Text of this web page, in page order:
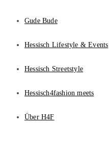
Gude Bude
Hessisch Lifestyle & Events
Hessisch Streetstyle
Hessisch4fashion meets
Über H4F